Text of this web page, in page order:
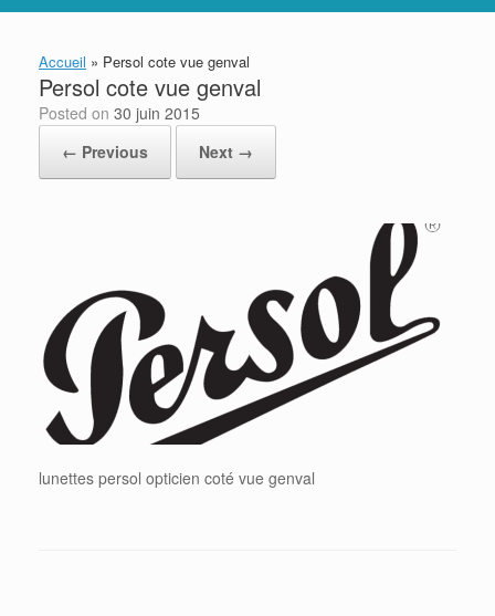
Accueil » Persol cote vue genval
Persol cote vue genval
Posted on 30 juin 2015
← Previous
Next →
lunettes persol opticien coté vue genval